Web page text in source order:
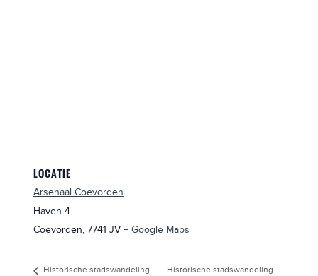
LOCATIE
Arsenaal Coevorden
Haven 4
Coevorden, 7741 JV + Google Maps
Historische stadswandeling
Historische stadswandeling